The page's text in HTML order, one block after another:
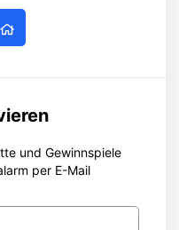
und Gewinnspiele
per E-Mail